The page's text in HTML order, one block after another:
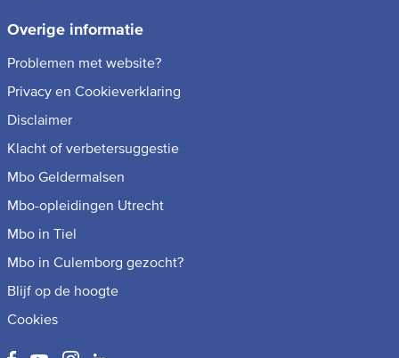
Overige informatie
Problemen met website?
Privacy en Cookieverklaring
Disclaimer
Klacht of verbetersuggestie
Mbo Geldermalsen
Mbo-opleidingen Utrecht
Mbo in Tiel
Mbo in Culemborg gezocht?
Blijf op de hoogte
Cookies